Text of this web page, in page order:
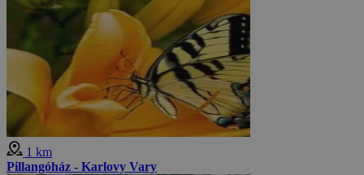
1 km
Pillangóház - Karlovy Vary